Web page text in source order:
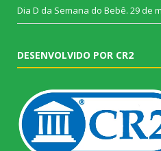
Dia D da Semana do Bebê. 29 de
DESENVOLVIDO POR CR2